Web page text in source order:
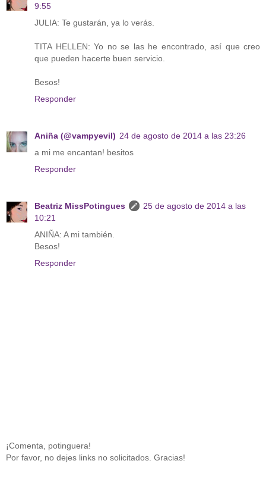
9:55
JULIA: Te gustarán, ya lo verás.
TITA HELLEN: Yo no se las he encontrado, así que creo
que pueden hacerte buen servicio.
Besos!
Responder
Aniña (@vampyevil) 24 de agosto de 2014 a las 23:26
a mi me encantan! besitos
Responder
Beatriz MissPotingues
25 de agosto de 2014 a las
10:21
ANIÑA: A mi también.
Besos!
Responder
¡Comenta, potinguera!
Por favor, no dejes links no solicitados. Gracias!